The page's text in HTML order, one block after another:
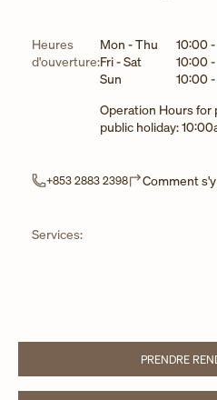
Heures
d'ouverture:
Jour de la semaine
Mon - Thu 10:00-
Fri - Sat
10:00-
Sun
10:00-
Operation Hours for
public holiday:
+853 2883 2398 Comment
Services:
PRENDRE